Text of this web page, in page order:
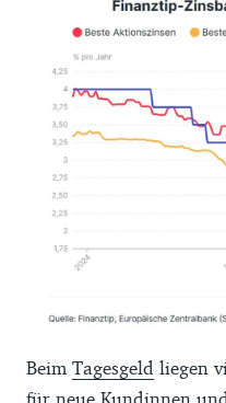
Beim Tagesgeld liegen
für neue Kundinnen